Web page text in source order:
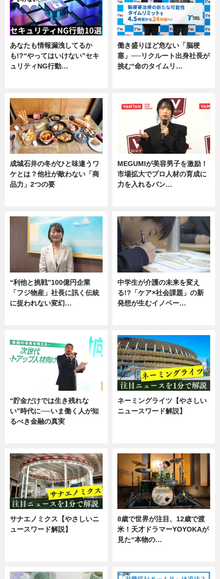
あなたも情報漏洩してるか
も!?“やってはいけない”セキ
ュリティNG行動…
働き盛りほど危ない「脳梗
塞」──リクルート出身社長が
挑む“命のタイムリ…
成城石井の冬がひと味違うワ
ケとは？他社が敵わない「商
品力」2つの要
MEGUMIが美容男子を激励！
市場拡大でプロ人材の育成に
力を入れるバン…
“利他と挑戦”100億円企業
「フジ物産」社長に訊く伝統
に捉われない変幻…
中学生が介護の未来を変え
る!?「ケア×社会課題」の新
発想が生むイノベー…
“貯金だけでは生き残れな
い”時代に──いま働く人が知
るべき金融の真実
ネーミングライツ【やさしい
ニュースワード解説】
サナエノミクス【やさしいニ
ュースワード解説】
8歳で世界が注目、12歳で渡
米！天才ドラマーYOYOKAが
見た“本物の…